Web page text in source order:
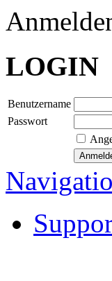
LOGIN
Benutzername
Passwort